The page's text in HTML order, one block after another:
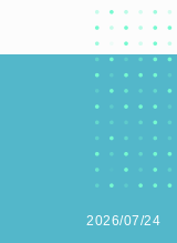
2026/07/24